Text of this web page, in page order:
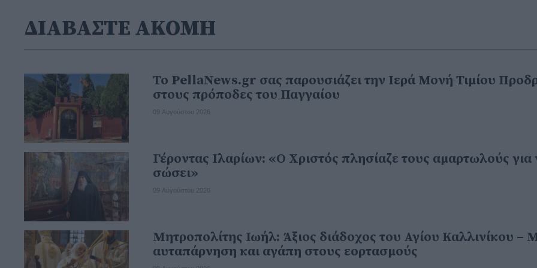
ΔΙΑΒΑΣΤΕ ΑΚΟΜΗ
Το PellaNews.gr σας παρουσιάζει την Ιερά Μονή Τιμίου
στους πρόποδες του Παγγαίου
09 Αυγούστου 2026
Γέροντας Ιλαρίων: «Ο Χριστός πλησίαζε τους αμαρτωλούς για
σώσει»
09 Αυγούστου 2026
Μητροπολίτης Ιωήλ: Άξιος διάδοχος του Αγίου Καλλινίκου –
αυταπάρνηση και αγάπη στους εορτασμούς